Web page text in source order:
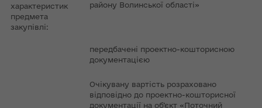
характеристик
предмета
закупівлі:
району Волинської області»
передбачені проектно-кошторисною
документацією
Очікувану вартість розраховано
відповідно до проектно-кошторисної
документації на об’єкт «Поточний